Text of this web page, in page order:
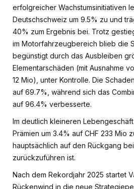
erfolgreicher Wachstumsinitiativen
Deutschschweiz um 9.5% zu und
40% zum Ergebnis bei. Trotz
im Motorfahrzeugbereich blieb die
begünstigt durch das Ausbleiben
Elementarschäden (mit Ausnahme
12 Mio), unter Kontrolle. Die
auf 69.7%, während sich das
auf 96.4% verbesserte.
Im deutlich kleineren
Prämien um 3.4% auf CHF 233 Mio
hauptsächlich auf den Rückgang
zurückzuführen ist.
Nach dem Rekordjahr 2025 startet
Rückenwind in die neue